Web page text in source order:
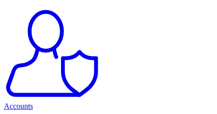
Accounts